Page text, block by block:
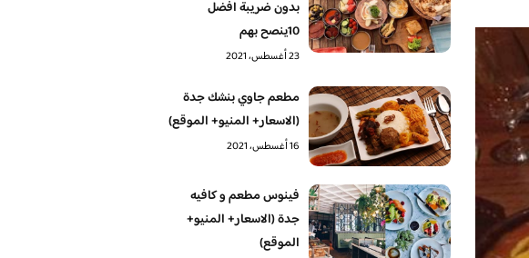
بدون ضريبة افضل
10ينصح بهم
23 أغسطس، 2021
مطعم جاوي بنشك جدة
(الاسعار+ المنيو+ الموقع)
16 أغسطس، 2021
فينوس مطعم و كافيه
جدة (الاسعار+ المنيو+
الموقع)